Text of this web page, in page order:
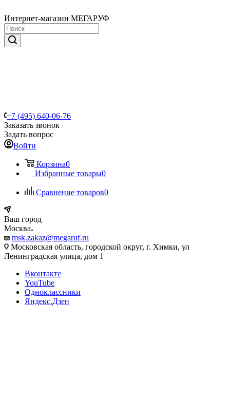
Интернет-магазин МЕГАРУФ
+7 (495) 640-06-76
Заказать звонок
Задать вопрос
Войти
Корзина0
Избранные товары0
Сравнение товаров0
Ваш город
Москва
msk.zakaz@megaruf.ru
Московская область, городской округ, г. Химки, ул
Ленинградская улица, дом 1
Вконтакте
YouTube
Одноклассники
Яндекс.Дзен